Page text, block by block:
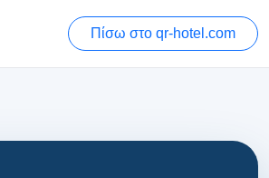
Πίσω στο qr-hotel.com